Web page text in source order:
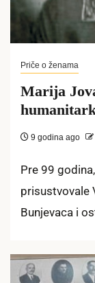
Priče o ženama
Marija
9 godina ago
Pre 99
prisustvovale
Bunjevaca i